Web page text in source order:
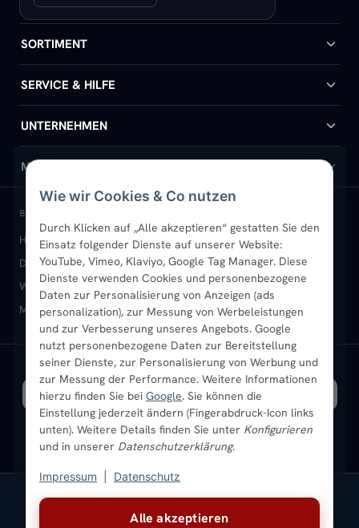
Alle akzeptieren
Wie wir Cookies & Co nutzen
Durch Klicken auf „Alle akzeptieren“ gestatten Sie den
Einsatz folgender Dienste auf unserer Website:
YouTube, Vimeo, Klaviyo, Google Tag Manager. Diese
Dienste verwenden Cookies und personenbezogene
Daten zur Personalisierung von Anzeigen (ads
personalization), zur Messung von Werbeleistungen
und zur Verbesserung unseres Angebots. Google
nutzt personenbezogene Daten zur Bereitstellung
seiner Dienste, zur Personalisierung von Werbung und
zur Messung der Performance. Weitere Informationen
hierzu finden Sie bei Google. Sie können die
Einstellung jederzeit ändern (Fingerabdruck-Icon links
unten). Weitere Details finden Sie unter Konfigurieren
und in unserer Datenschutzerklärung.
Impressum Datenschutz
SORTIMENT
Badheizkörper
Handtuchheizkörper
Design-Heizkörper
Paneelheizkörper
Vertikal-Heizkörper
Heizkörper-Zubehör
SERVICE & HILFE
Hilfe & Kontakt
Versand & Lieferung
Rückgabe & Widerruf
Garantie & Gewährleistung
Montageservice vor Ort
Sendung verfolgen
UNTERNEHMEN
Wir über uns
Standort & Abholung Jüchen
B2B-Kunden
Karriere
Ratgeber
Bestpreisgarantie
MEIN KONTO
Anmelden / Mein Konto
Merkliste
Newsletter
Aktuelle Angebote
BELIEBTE KATEGORIEN
Heizkörper kaufenBadheizkörperHandtuchheizkörper
Design-HeizkörperPaneelheizkörperVertikal-Heizkörper
Wandheizkörper Wohnraum-Heizkörper Badheizkörper Schwarz
Mischbetrieb-HeizkörperHeizkörper-ZubehörAktuelle Angebote
VERSAND MIT